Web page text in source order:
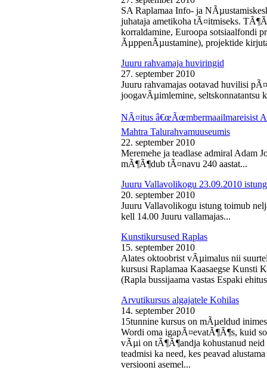
SA Raplamaa Info- ja
juhataja ametikoha tÃ¤itmiseks.
korraldamine, Euroopa sotsiaalfondi
ÃµppenÃµustamine), projektide
Juuru rahvamaja huviringid
27. september 2010
Juuru rahvamajas ootavad huvilisi
joogavÃµimlemine, seltskonnatantsu
NÃ¤itus â€œÃœmbermaailmareisist
Mahtra Talurahvamuuseumis
22. september 2010
Meremehe ja teadlase admiral Adam
mÃ¶Ã¶dub tÃ¤navu 240 aastat...
Juuru Vallavolikogu 23.09.2010 istung
20. september 2010
Juuru Vallavolikogu istung toimub
kell 14.00 Juuru vallamajas...
Kunstikursused Raplas
15. september 2010
Alates oktoobrist vÃµimalus nii
kursusi Raplamaa Kaasaegse Kunsti
(Rapla bussijaama vastas Espaki
Arvutikursus algajatele Kohilas
14. september 2010
15tunnine kursus on mÃµeldud
Wordi oma igapÃ¤evatÃ¶Ã¶s, kuid
vÃµi on tÃ¶Ã¶andja kohustanud neid
teadmisi ka need, kes peavad
versiooni asemel...